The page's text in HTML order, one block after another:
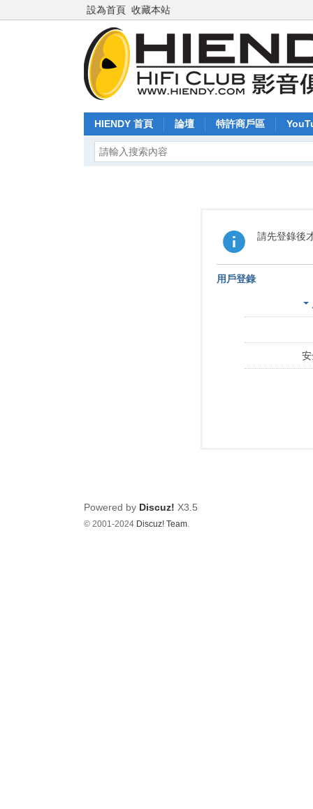
設為首頁 收藏本站
HIENDY 首頁 論壇 特許商戶區
請先登錄後
用戶登錄
Powered by Discuz! X3.5
© 2001-2024 Discuz! Team.